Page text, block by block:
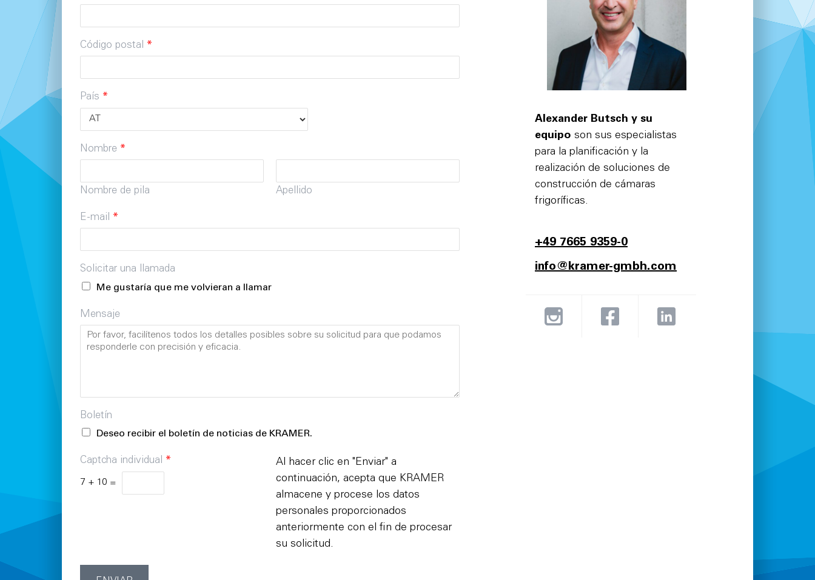
Código postal *
País *
Nombre *
Nombre de pila Apellido
E-mail *
Solicitar una llamada
Me gustaría que me volvieran a llamar
Mensaje
Boletín
Deseo recibir el boletín de noticias de KRAMER.
Captcha individual *
7 + 10 =
Al hacer clic en "Enviar" a
continuación, acepta que KRAMER
almacene y procese los datos
personales proporcionados
anteriormente con el fin de procesar
su solicitud.
Alexander Butsch y su
equipo son sus especialistas
para la planificación y la
realización de soluciones de
construcción de cámaras
frigoríficas.
+49 7665 9359-0
info@kramer-gmbh.com